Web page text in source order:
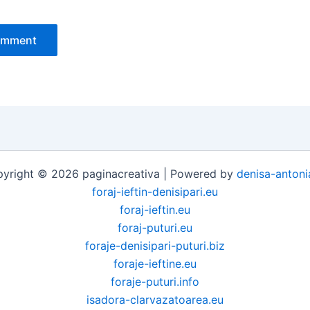
© 2026 paginacreativa | Powered by denisa-
foraj-ieftin-denisipari.eu
foraj-ieftin.eu
foraj-puturi.eu
foraje-denisipari-puturi.biz
foraje-ieftine.eu
foraje-puturi.info
isadora-clarvazatoarea.eu